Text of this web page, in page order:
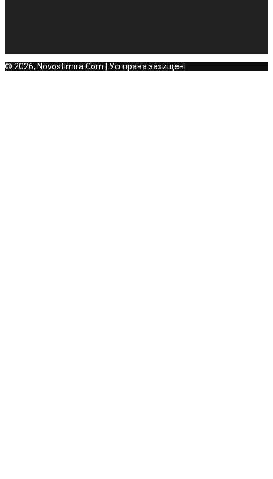
© 2026, Novostimira.Com | Усі права захищені